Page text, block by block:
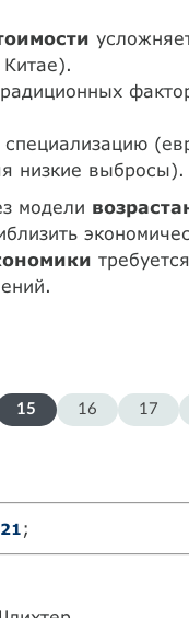
низкие выбросы).
модели
15 16 17
;